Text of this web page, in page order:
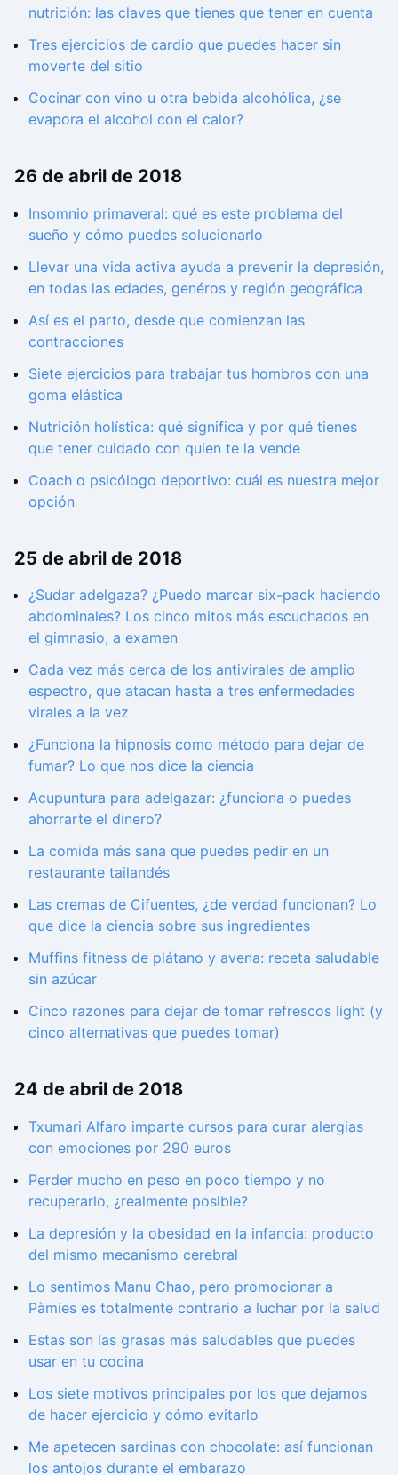
nutrición: las claves que tienes que tener en cuenta
Tres ejercicios de cardio que puedes hacer sin
moverte del sitio
Cocinar con vino u otra bebida alcohólica, ¿se
evapora el alcohol con el calor?
26 de abril de 2018
Insomnio primaveral: qué es este problema del
sueño y cómo puedes solucionarlo
Llevar una vida activa ayuda a prevenir la depresión,
en todas las edades, genéros y región geográfica
Así es el parto, desde que comienzan las
contracciones
Siete ejercicios para trabajar tus hombros con una
goma elástica
Nutrición holística: qué significa y por qué tienes
que tener cuidado con quien te la vende
Coach o psicólogo deportivo: cuál es nuestra mejor
opción
25 de abril de 2018
¿Sudar adelgaza? ¿Puedo marcar six-pack haciendo
abdominales? Los cinco mitos más escuchados en
el gimnasio, a examen
Cada vez más cerca de los antivirales de amplio
espectro, que atacan hasta a tres enfermedades
virales a la vez
¿Funciona la hipnosis como método para dejar de
fumar? Lo que nos dice la ciencia
Acupuntura para adelgazar: ¿funciona o puedes
ahorrarte el dinero?
La comida más sana que puedes pedir en un
restaurante tailandés
Las cremas de Cifuentes, ¿de verdad funcionan? Lo
que dice la ciencia sobre sus ingredientes
Muffins fitness de plátano y avena: receta saludable
sin azúcar
Cinco razones para dejar de tomar refrescos light (y
cinco alternativas que puedes tomar)
24 de abril de 2018
Txumari Alfaro imparte cursos para curar alergias
con emociones por 290 euros
Perder mucho en peso en poco tiempo y no
recuperarlo, ¿realmente posible?
La depresión y la obesidad en la infancia: producto
del mismo mecanismo cerebral
Lo sentimos Manu Chao, pero promocionar a
Pàmies es totalmente contrario a luchar por la salud
Estas son las grasas más saludables que puedes
usar en tu cocina
Los siete motivos principales por los que dejamos
de hacer ejercicio y cómo evitarlo
Me apetecen sardinas con chocolate: así funcionan
los antojos durante el embarazo